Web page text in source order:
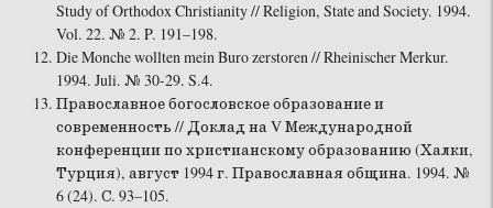
Study of Orthodox Christianity // Religion, State and Society. 1994.
Vol. 22. № 2. P. 191–198.
Die Monche wollten mein Buro zerstoren // Rheinischer Merkur.
1994. Juli. № 30-29. S.4.
Православное богословское образование и
современность // Доклад на V Международной
конференции по христианскому образованию (Халки,
Турция), август 1994 г. Православная община. 1994. №
6 (24). С. 93–105.